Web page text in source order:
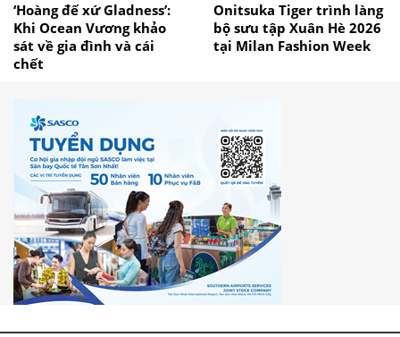
‘Hoàng đế xứ Gladness’:
Khi Ocean Vương khảo
sát về gia đình và cái
chết
Onitsuka Tiger trình làng
bộ sưu tập Xuân Hè 2026
tại Milan Fashion Week